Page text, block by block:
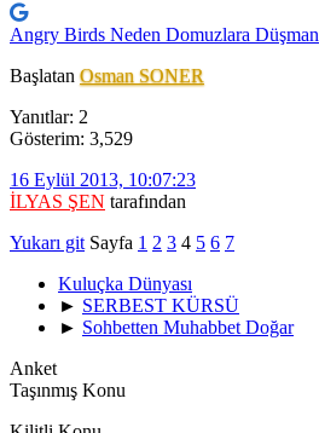
Angry Birds Neden Domuzlara Düşman
BaşlatanOsman SONER
Yanıtlar: 2
Gösterim: 3,529
16 Eylül 2013, 10:07:23
İLYAS ŞEN tarafından
Yukarı git Sayfa 1 2 3 4 5 6 7
Kuluçka Dünyası
► SERBEST KÜRSÜ
► Sohbetten Muhabbet Doğar
Anket
Taşınmış Konu